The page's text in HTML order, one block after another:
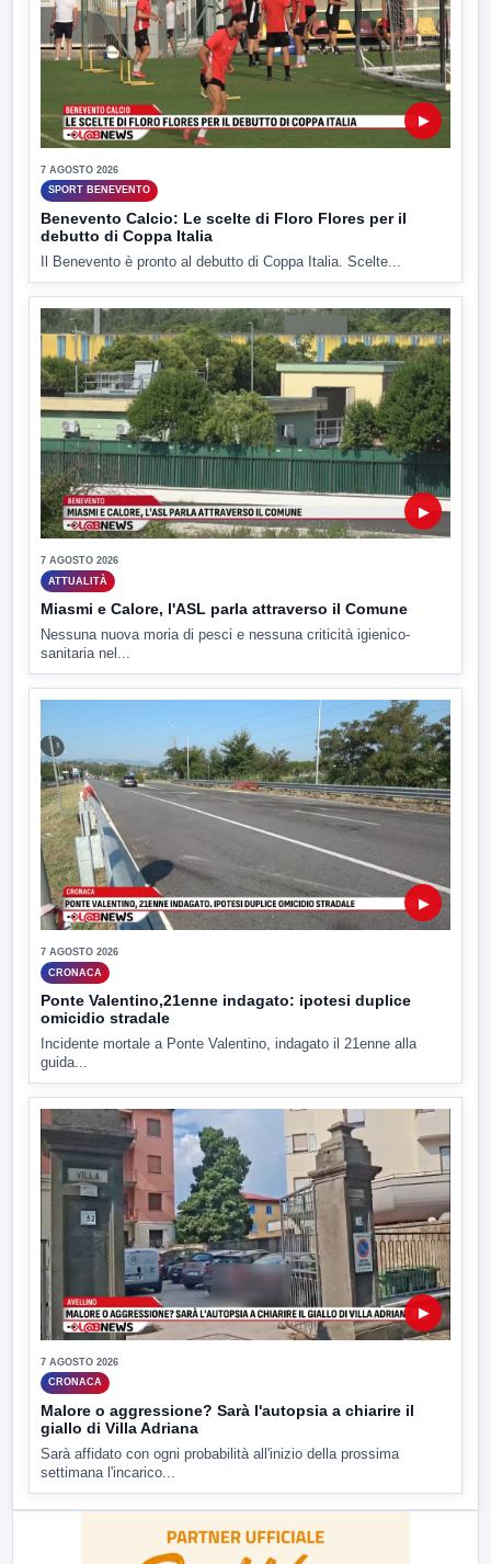
▶
7 AGOSTO 2026
SPORT BENEVENTO
Benevento Calcio: Le scelte di Floro Flores per il
debutto di Coppa Italia
Il Benevento è pronto al debutto di Coppa Italia. Scelte...
▶
7 AGOSTO 2026
ATTUALITÀ
Miasmi e Calore, l'ASL parla attraverso il Comune
Nessuna nuova moria di pesci e nessuna criticità igienico-
sanitaria nel...
▶
7 AGOSTO 2026
CRONACA
Ponte Valentino,21enne indagato: ipotesi duplice
omicidio stradale
Incidente mortale a Ponte Valentino, indagato il 21enne alla
guida...
▶
7 AGOSTO 2026
CRONACA
Malore o aggressione? Sarà l'autopsia a chiarire il
giallo di Villa Adriana
Sarà affidato con ogni probabilità all'inizio della prossima
settimana l'incarico...